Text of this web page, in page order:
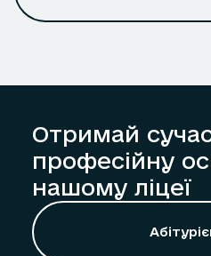
Отримай
професійну
нашому ліцеї